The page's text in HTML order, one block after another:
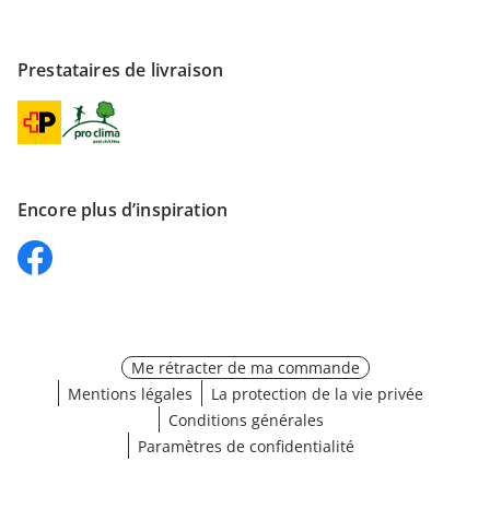
Prestataires de livraison
Encore plus d’inspiration
Me rétracter de ma commande
Mentions légales
La protection de la vie privée
Conditions générales
Paramètres de confidentialité